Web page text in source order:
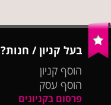
בעל קניון / חנות?
הוסף קניון
הוסף עסק
פרסום בקניונים